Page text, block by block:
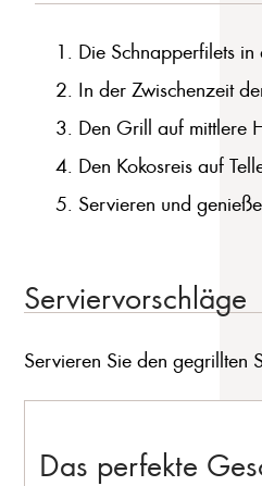
Die Schnapperfilets
In der Zwischenzeit
Den Grill auf mittlere
Den Kokosreis auf
Servieren und
Serviervorschläge
Servieren Sie den gegrillten
Das perfekte